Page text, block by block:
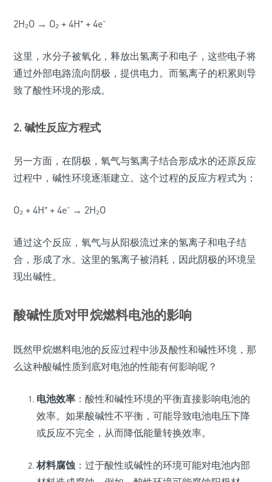
2H₂O → O₂ + 4H⁺ + 4e⁻
这里，水分子被氧化，释放出氢离子和电子，这些电子将
通过外部电路流向阴极，提供电力。而氢离子的积累则导
致了酸性环境的形成。
2. 碱性反应方程式
另一方面，在阴极，氧气与氢离子结合形成水的还原反应
过程中，碱性环境逐渐建立。这个过程的反应方程式为：
O₂ + 4H⁺ + 4e⁻ → 2H₂O
通过这个反应，氧气与从阳极流过来的氢离子和电子结
合，形成了水。这里的氢离子被消耗，因此阴极的环境呈
现出碱性。
酸碱性质对甲烷燃料电池的影响
既然甲烷燃料电池的反应过程中涉及酸性和碱性环境，那
么这种酸碱性质到底对电池的性能有何影响呢？
电池效率 ：酸性和碱性环境的平衡直接影响电池的
效率。如果酸碱性不平衡，可能导致电池电压下降
或反应不完全，从而降低能量转换效率。
材料腐蚀 ：过于酸性或碱性的环境可能对电池内部